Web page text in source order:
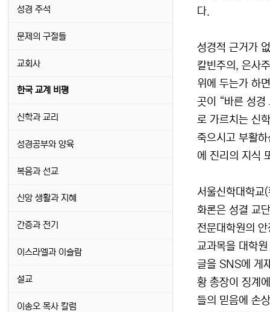
다.
성경적 근거가
칼빈주의, 은사
위에 두는가 하
곳이 “바른 성경
로 가르치는 신
죽으시고 부활
에 진리의 지식
서울신학대학교
화론은 성결 교
전문대학원의
교과목을 대학
글을 SNS에 게
황 총장이 징계
들의 믿음에 손
성경 주석
문제의 구절들
교회사
한국 교계 비평
신학과 교리
성경공부와 양육
복음과 선교
신앙 생활과 지혜
간증과 전기
이스라엘과 이슬람
설교
이송오 목사 칼럼